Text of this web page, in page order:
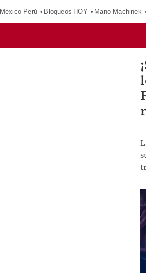
México-Perú Bloqueos HOY Mano Machinek